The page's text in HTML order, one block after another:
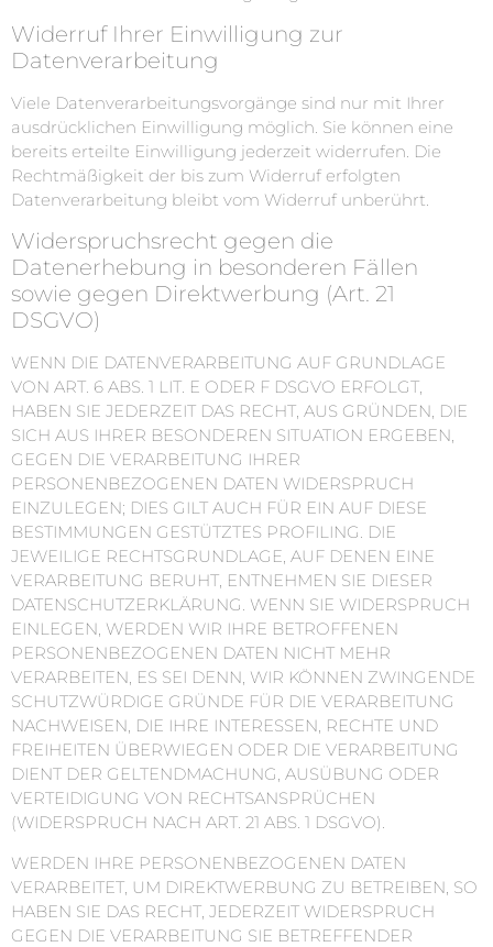
Widerruf Ihrer Einwilligung zur
Datenverarbeitung
Viele Datenverarbeitungsvorgänge sind nur mit Ihrer
ausdrücklichen Einwilligung möglich. Sie können eine
bereits erteilte Einwilligung jederzeit widerrufen. Die
Rechtmäßigkeit der bis zum Widerruf erfolgten
Datenverarbeitung bleibt vom Widerruf unberührt.
Widerspruchsrecht gegen die
Datenerhebung in besonderen Fällen
sowie gegen Direktwerbung (Art. 21
DSGVO)
WENN DIE DATENVERARBEITUNG AUF GRUNDLAGE
VON ART. 6 ABS. 1 LIT. E ODER F DSGVO ERFOLGT,
HABEN SIE JEDERZEIT DAS RECHT, AUS GRÜNDEN, DIE
SICH AUS IHRER BESONDEREN SITUATION ERGEBEN,
GEGEN DIE VERARBEITUNG IHRER
PERSONENBEZOGENEN DATEN WIDERSPRUCH
EINZULEGEN; DIES GILT AUCH FÜR EIN AUF DIESE
BESTIMMUNGEN GESTÜTZTES PROFILING. DIE
JEWEILIGE RECHTSGRUNDLAGE, AUF DENEN EINE
VERARBEITUNG BERUHT, ENTNEHMEN SIE DIESER
DATENSCHUTZERKLÄRUNG. WENN SIE WIDERSPRUCH
EINLEGEN, WERDEN WIR IHRE BETROFFENEN
PERSONENBEZOGENEN DATEN NICHT MEHR
VERARBEITEN, ES SEI DENN, WIR KÖNNEN ZWINGENDE
SCHUTZWÜRDIGE GRÜNDE FÜR DIE VERARBEITUNG
NACHWEISEN, DIE IHRE INTERESSEN, RECHTE UND
FREIHEITEN ÜBERWIEGEN ODER DIE VERARBEITUNG
DIENT DER GELTENDMACHUNG, AUSÜBUNG ODER
VERTEIDIGUNG VON RECHTSANSPRÜCHEN
(WIDERSPRUCH NACH ART. 21 ABS. 1 DSGVO).
WERDEN IHRE PERSONENBEZOGENEN DATEN
VERARBEITET, UM DIREKTWERBUNG ZU BETREIBEN, SO
HABEN SIE DAS RECHT, JEDERZEIT WIDERSPRUCH
GEGEN DIE VERARBEITUNG SIE BETREFFENDER